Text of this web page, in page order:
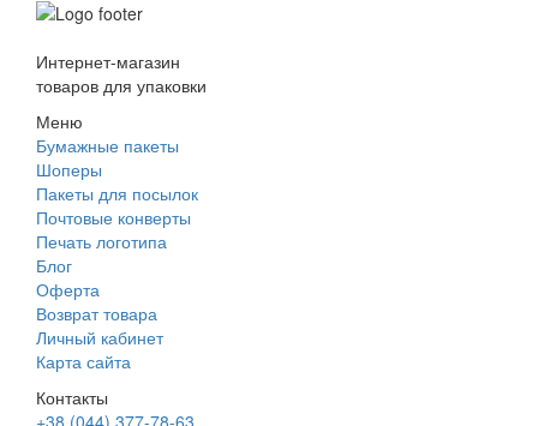
Интернет-магазин
товаров для упаковки
Меню
Бумажные пакеты
Шоперы
Пакеты для посылок
Почтовые конверты
Печать логотипа
Блог
Оферта
Возврат товара
Личный кабинет
Карта сайта
Контакты
+38 (044) 377-78-63